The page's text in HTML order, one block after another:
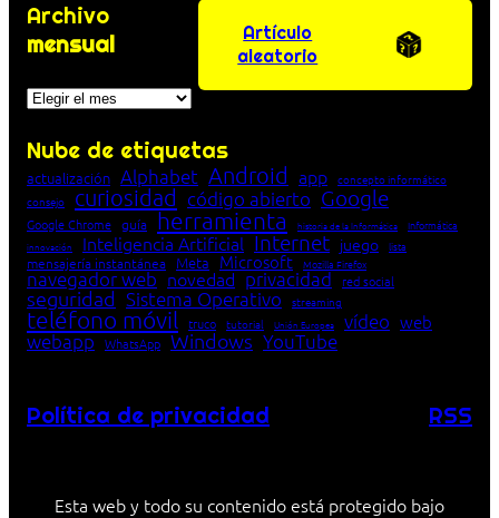
Archivo
mensual
Archivos
Artículo
aleatorio
Nube de etiquetas
actualización Alphabet Android app concepto informático
consejo
curiosidad código abierto Google
Google Chrome guía herramienta historia de la Informática Informática
innovación Inteligencia Artificial Internet juego lista
mensajería instantánea Meta Microsoft Mozilla Firefox
navegador web novedad privacidad red social
seguridad Sistema Operativo streaming
teléfono móvil truco tutorial Unión Europea vídeo web
webapp WhatsApp Windows YouTube
Política de privacidad RSS
Esta web y todo su contenido está protegido bajo